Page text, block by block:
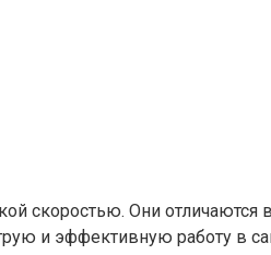
скоростью. Они
и эффективную работу в